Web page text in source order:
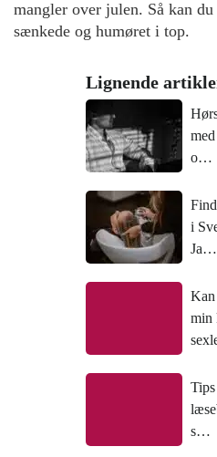
mangler over julen. Så kan
sænkede og humøret i top.
Lignende
o…
i
Ja…
Kan
min
s…